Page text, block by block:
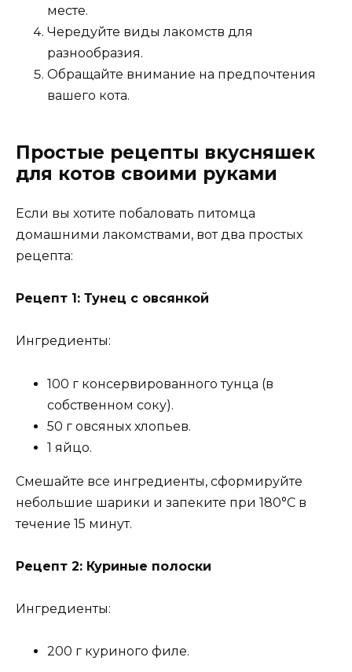
месте.
Чередуйте виды лакомств для
разнообразия.
Обращайте внимание на предпочтения
вашего кота.
Простые рецепты вкусняшек
для котов своими руками
Если вы хотите побаловать питомца
домашними лакомствами, вот два простых
рецепта:
Рецепт 1: Тунец с овсянкой
Ингредиенты:
100 г консервированного тунца (в
собственном соку).
50 г овсяных хлопьев.
1 яйцо.
Смешайте все ингредиенты, сформируйте
небольшие шарики и запеките при 180°С в
течение 15 минут.
Рецепт 2: Куриные полоски
Ингредиенты:
200 г куриного филе.